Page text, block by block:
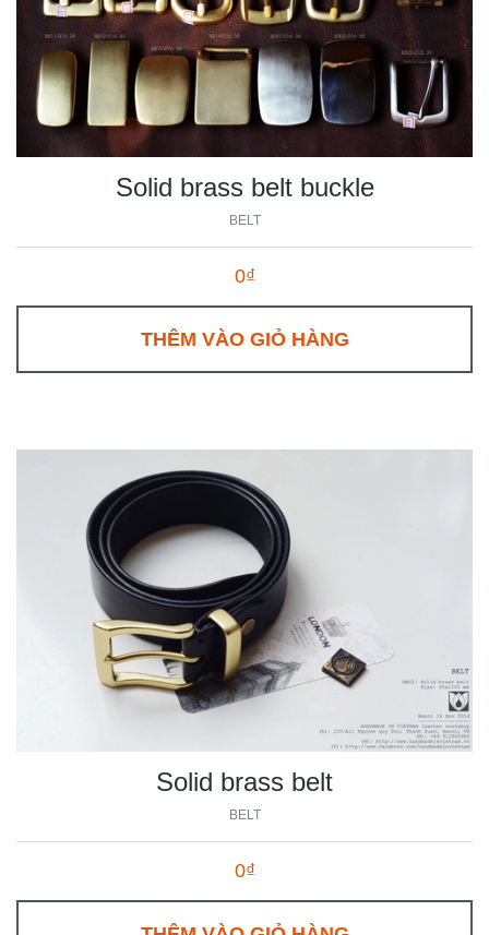
Solid brass belt buckle
BELT
0₫
THÊM VÀO GIỎ HÀNG
Solid brass belt
BELT
0₫